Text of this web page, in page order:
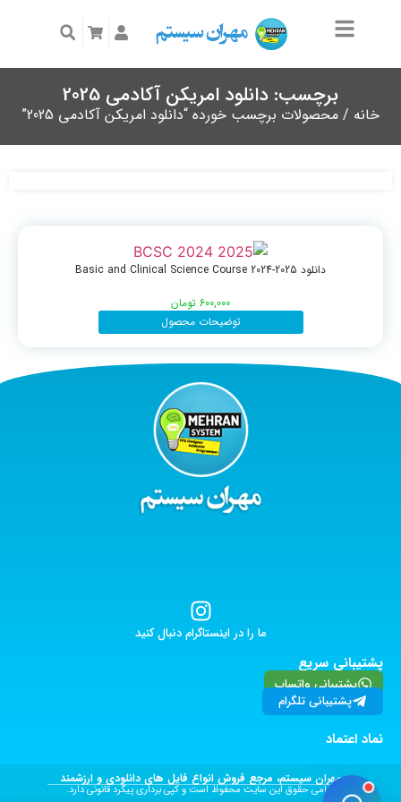
برچسب: دانلود امریکن آکادمی 2025
خانه / محصولات برچسب خورده “دانلود امریکن آکادمی 2025”
دانلود Basic and Clinical Science Course 2024-2025
600,000 تومان
توضیحات محصول
ما را در اینستاگرام دنبال کنید
پشتیبانی سریع
پشتیبانی واتساپ
پشتیبانی تلگرام
نماد اعتماد
مهران سیستم، مرجع فروش انواع فایل های دانلودی و ارزشمند
تمامی حقوق این سایت محفوظ است و کپی برداری پیگرد قانونی دارد.